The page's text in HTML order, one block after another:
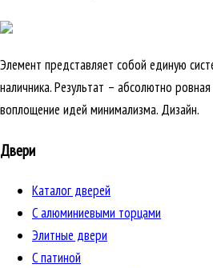
Элемент представляет собой единую
наличника. Результат – абсолютно
воплощение идей минимализма. Дизайн.
Двери
Каталог дверей
C алюминиевыми торцами
Элитные двери
C патиной